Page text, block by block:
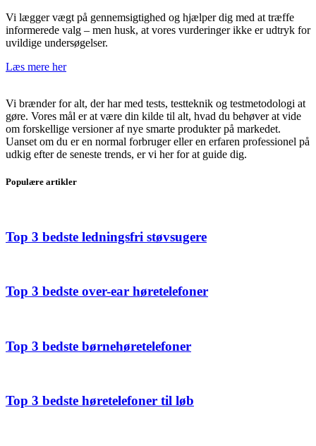
Vi lægger vægt på gennemsigtighed og hjælper dig med at træffe
informerede valg – men husk, at vores vurderinger ikke er udtryk for
uvildige undersøgelser.
Læs mere her
Vi brænder for alt, der har med tests, testteknik og testmetodologi at
gøre. Vores mål er at være din kilde til alt, hvad du behøver at vide
om forskellige versioner af nye smarte produkter på markedet.
Uanset om du er en normal forbruger eller en erfaren professionel på
udkig efter de seneste trends, er vi her for at guide dig.
Populære artikler
Top 3 bedste ledningsfri støvsugere
Top 3 bedste over-ear høretelefoner
Top 3 bedste børnehøretelefoner
Top 3 bedste høretelefoner til løb